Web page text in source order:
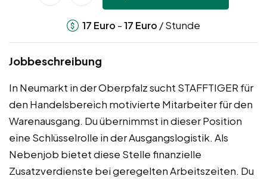
17 Euro -17 Euro / Stunde
Jobbeschreibung
In Neumarkt in der Oberpfalz sucht STAFFTIGER für
den Handelsbereich motivierte Mitarbeiter für den
Warenausgang. Du übernimmst in dieser Position
eine Schlüsselrolle in der Ausgangslogistik. Als
Nebenjob bietet diese Stelle finanzielle
Zusatzverdienste bei geregelten Arbeitszeiten. Du